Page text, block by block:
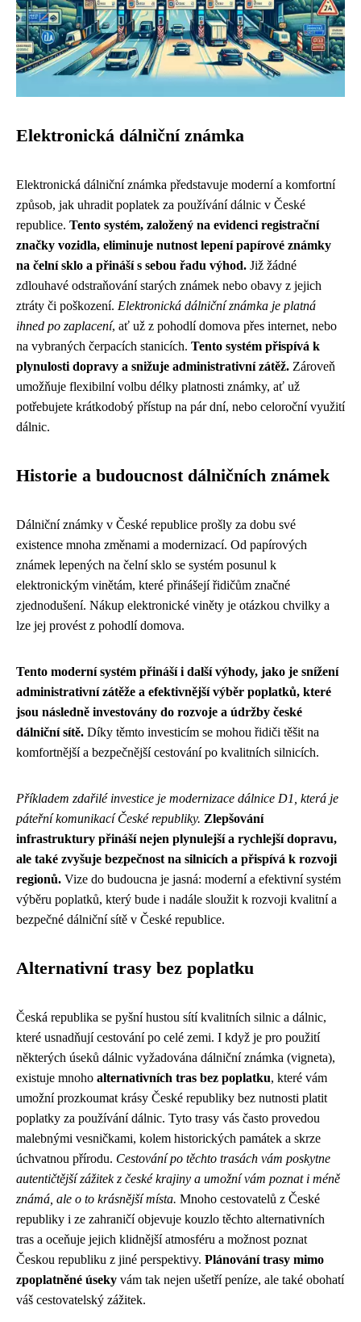
Elektronická dálniční známka
Elektronická dálniční známka představuje moderní a komfortní
způsob, jak uhradit poplatek za používání dálnic v České
republice. Tento systém, založený na evidenci registrační
značky vozidla, eliminuje nutnost lepení papírové známky
na čelní sklo a přináší s sebou řadu výhod. Již žádné
zdlouhavé odstraňování starých známek nebo obavy z jejich
ztráty či poškození. Elektronická dálniční známka je platná
ihned po zaplacení, ať už z pohodlí domova přes internet, nebo
na vybraných čerpacích stanicích. Tento systém přispívá k
plynulosti dopravy a snižuje administrativní zátěž. Zároveň
umožňuje flexibilní volbu délky platnosti známky, ať už
potřebujete krátkodobý přístup na pár dní, nebo celoroční využití
dálnic.
Historie a budoucnost dálničních známek
Dálniční známky v České republice prošly za dobu své
existence mnoha změnami a modernizací. Od papírových
známek lepených na čelní sklo se systém posunul k
elektronickým vinětám, které přinášejí řidičům značné
zjednodušení. Nákup elektronické viněty je otázkou chvilky a
lze jej provést z pohodlí domova.
Tento moderní systém přináší i další výhody, jako je snížení
administrativní zátěže a efektivnější výběr poplatků, které
jsou následně investovány do rozvoje a údržby české
dálniční sítě. Díky těmto investicím se mohou řidiči těšit na
komfortnější a bezpečnější cestování po kvalitních silnicích.
Příkladem zdařilé investice je modernizace dálnice D1, která je
páteřní komunikací České republiky. Zlepšování
infrastruktury přináší nejen plynulejší a rychlejší dopravu,
ale také zvyšuje bezpečnost na silnicích a přispívá k rozvoji
regionů. Vize do budoucna je jasná: moderní a efektivní systém
výběru poplatků, který bude i nadále sloužit k rozvoji kvalitní a
bezpečné dálniční sítě v České republice.
Alternativní trasy bez poplatku
Česká republika se pyšní hustou sítí kvalitních silnic a dálnic,
které usnadňují cestování po celé zemi. I když je pro použití
některých úseků dálnic vyžadována dálniční známka (vigneta),
existuje mnoho alternativních tras bez poplatku, které vám
umožní prozkoumat krásy České republiky bez nutnosti platit
poplatky za používání dálnic. Tyto trasy vás často provedou
malebnými vesničkami, kolem historických památek a skrze
úchvatnou přírodu. Cestování po těchto trasách vám poskytne
autentičtější zážitek z české krajiny a umožní vám poznat i méně
známá, ale o to krásnější místa. Mnoho cestovatelů z České
republiky i ze zahraničí objevuje kouzlo těchto alternativních
tras a oceňuje jejich klidnější atmosféru a možnost poznat
Českou republiku z jiné perspektivy. Plánování trasy mimo
zpoplatněné úseky vám tak nejen ušetří peníze, ale také obohatí
váš cestovatelský zážitek.